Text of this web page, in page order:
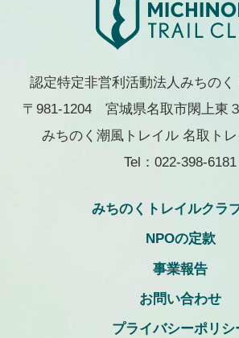
認定特定非営利活動法人みちの
〒981-1204 宮城県名取市閖上東
みちのく潮風トレイル 名取ト
Tel：022-398-6181
みちのくトレイルクラ
NPOの定款
事業報告
お問い合わせ
プライバシーポリシ